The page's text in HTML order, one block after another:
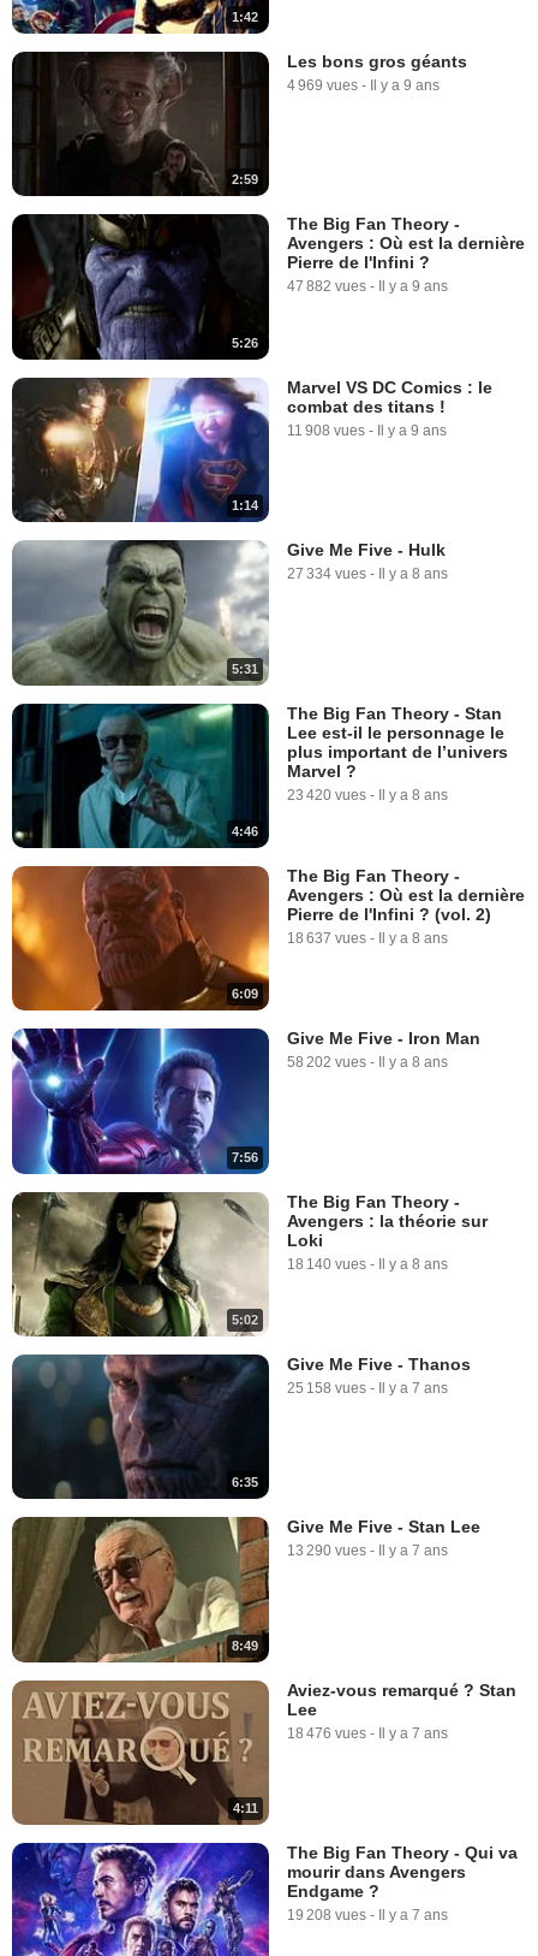
1:42
2:59
Les bons gros géants
4 969 vues - Il y a 9 ans
5:26
The Big Fan Theory -
Avengers : Où est la dernière
Pierre de l'Infini ?
47 882 vues - Il y a 9 ans
1:14
Marvel VS DC Comics : le
combat des titans !
11 908 vues - Il y a 9 ans
5:31
Give Me Five - Hulk
27 334 vues - Il y a 8 ans
4:46
The Big Fan Theory - Stan
Lee est-il le personnage le
plus important de l’univers
Marvel ?
23 420 vues - Il y a 8 ans
6:09
The Big Fan Theory -
Avengers : Où est la dernière
Pierre de l'Infini ? (vol. 2)
18 637 vues - Il y a 8 ans
7:56
Give Me Five - Iron Man
58 202 vues - Il y a 8 ans
5:02
The Big Fan Theory -
Avengers : la théorie sur
Loki
18 140 vues - Il y a 8 ans
6:35
Give Me Five - Thanos
25 158 vues - Il y a 7 ans
8:49
Give Me Five - Stan Lee
13 290 vues - Il y a 7 ans
4:11
Aviez-vous remarqué ? Stan
Lee
18 476 vues - Il y a 7 ans
The Big Fan Theory - Qui va
mourir dans Avengers
Endgame ?
19 208 vues - Il y a 7 ans